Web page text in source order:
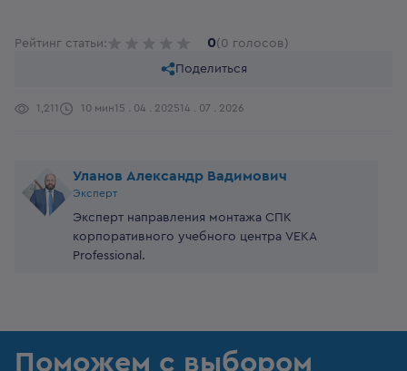
Рейтинг статьи: 0(0 голосов)
Поделиться
1,211 10 мин15 . 04 . 202514 . 07 . 2026
Уланов Александр Вадимович
Эксперт
Эксперт направления монтажа СПК
корпоративного учебного центра VEKA
Professional.
Поможем с выбором